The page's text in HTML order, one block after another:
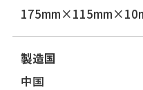
製造国
中国